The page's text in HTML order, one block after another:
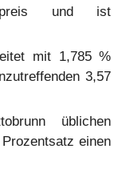
und ist
mit 1,785 %
3,57
üblichen
einen